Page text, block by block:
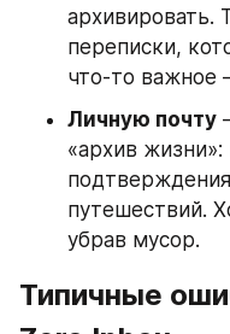
архивировать.
переписки,
что-то важное
Личную почту
«архив
путешествий.
убрав мусор.
Типичные